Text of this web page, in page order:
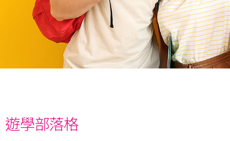
遊學部落格